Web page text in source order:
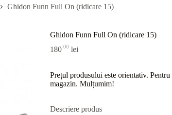
Ghidon Funn Full On (ridicare 15)
Ghidon Funn Full On (ridicare 15)
180 00 lei
Prețul produsului este orientativ.
magazin. Mulțumim!
Descriere produs